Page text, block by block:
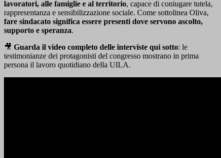
lavoratori, alle famiglie e al territorio, capace di coniugare tutela,
rappresentanza e sensibilizzazione sociale. Come sottolinea Oliva,
fare sindacato significa essere presenti dove servono ascolto,
supporto e speranza.
🎥 Guarda il video completo delle interviste qui sotto: le
testimonianze dei protagonisti del congresso mostrano in prima
persona il lavoro quotidiano della UILA.